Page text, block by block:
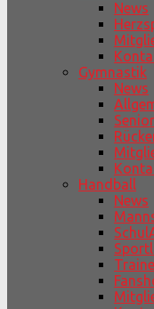
News
Gymnastik
News
Handball
News